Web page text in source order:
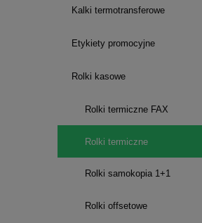
Kalki termotransferowe
Etykiety promocyjne
Rolki kasowe
Rolki termiczne FAX
Rolki termiczne
Rolki samokopia 1+1
Rolki offsetowe